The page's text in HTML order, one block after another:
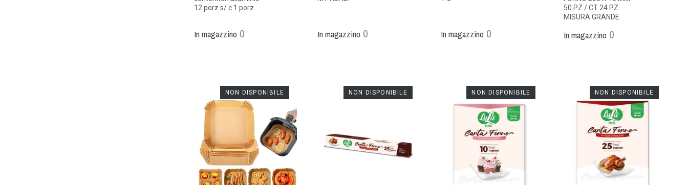
12 porz s/ c 1 porz
In magazzino 0 In magazzino 0 In magazzino 0
50 PZ / CT 24 PZ
MISURA GRANDE
In magazzino 0
NON DISPONIBILE NON DISPONIBILE NON DISPONIBILE NON DISPONIBILE